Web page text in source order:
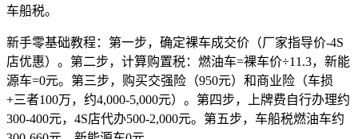
车船税。
新手零基础教程：第一步，确定裸车成交价（厂家指导价-4S
店优惠）。第二步，计算购置税：燃油车=裸车价÷11.3，新能
源车=0元。第三步，购买交强险（950元）和商业险（车损
+三者100万，约4,000-5,000元）。第四步，上牌费自行办理约
300-400元，4S店代办500-2,000元。第五步，车船税燃油车约